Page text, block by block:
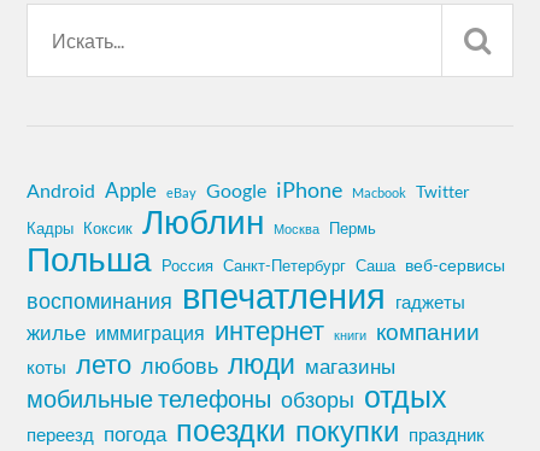
Android Apple eBay Google iPhone Macbook Twitter
Кадры Коксик Люблин Москва Пермь
Польша Россия Санкт-Петербург Саша веб-сервисы
воспоминания впечатления гаджеты
жилье иммиграция интернет книги компании
коты лето любовь люди магазины
мобильные телефоны обзоры отдых
переезд погода поездки покупки праздник